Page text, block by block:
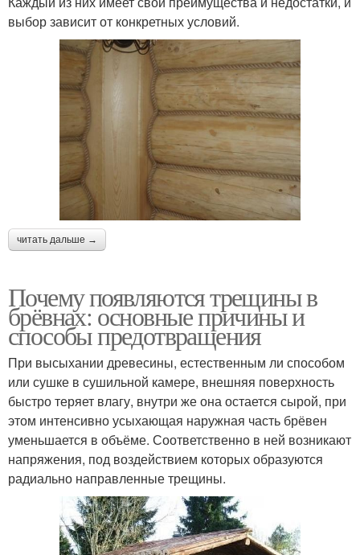
выбор зависит от конкретных условий.
читать дальше →
Почему появляются трещины в
брёвнах: основные причины и
способы предотвращения
При высыхании древесины, естественным ли способом
или сушке в сушильной камере, внешняя поверхность
быстро теряет влагу, внутри же она остается сырой, при
этом интенсивно усыхающая наружная часть брёвен
уменьшается в объёме. Соответственно в ней возникают
напряжения, под воздействием которых образуются
радиально направленные трещины.